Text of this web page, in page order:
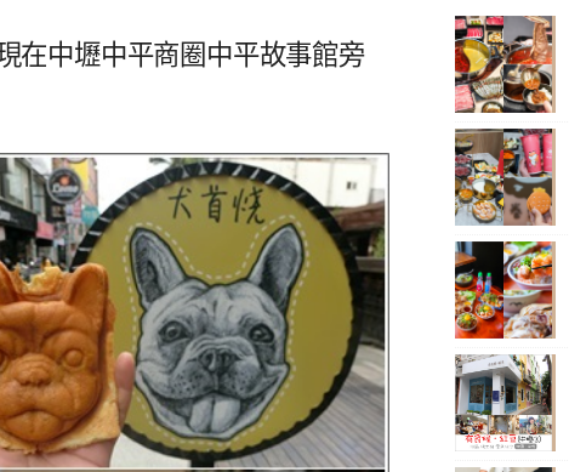
在中壢中平商圈中平故事館旁